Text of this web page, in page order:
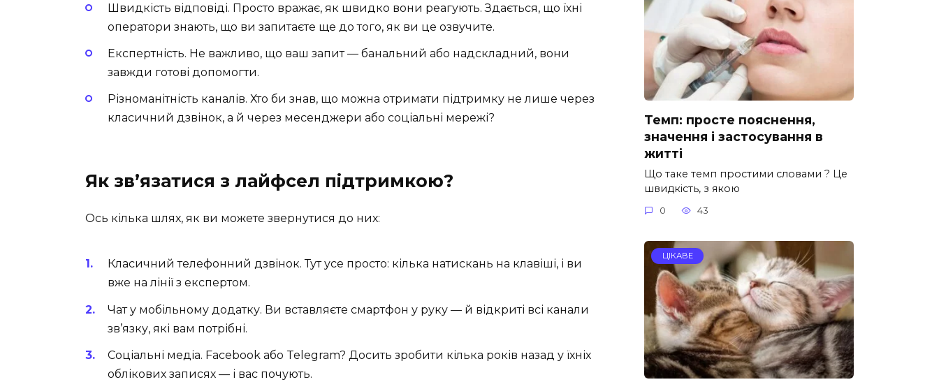
Швидкість відповіді. Просто вражає, як швидко вони реагують. Здається, що їхні
оператори знають, що ви запитаєте ще до того, як ви це озвучите.
Експертність. Не важливо, що ваш запит — банальний або надскладний, вони
завжди готові допомогти.
Різноманітність каналів. Хто би знав, що можна отримати підтримку не лише через
класичний дзвінок, а й через месенджери або соціальні мережі?
Як зв’язатися з лайфсел підтримкою?
Ось кілька шлях, як ви можете звернутися до них:
Класичний телефонний дзвінок. Тут усе просто: кілька натискань на клавіші, і ви
вже на лінії з експертом.
Чат у мобільному додатку. Ви вставляєте смартфон у руку — й відкриті всі канали
зв’язку, які вам потрібні.
Соціальні медіа. Facebook або Telegram? Досить зробити кілька років назад у їхніх
облікових записях — і вас почують.
Темп: просте пояснення,
значення і застосування в
житті
Що таке темп простими словами ? Це
швидкість, з якою
0 43
ЦІКАВЕ